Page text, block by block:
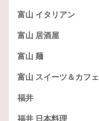
富山 イタリアン
富山 居酒屋
富山 麺
富山 スイーツ＆カフェ
福井
福井 日本料理